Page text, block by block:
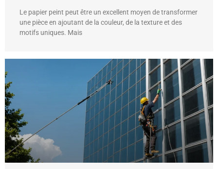
Le papier peint peut être un excellent moyen de transformer
une pièce en ajoutant de la couleur, de la texture et des
motifs uniques. Mais